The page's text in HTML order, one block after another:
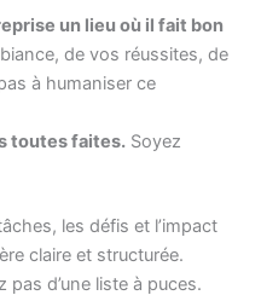
un lieu où il fait bon
de vos réussites, de
à humaniser ce
toutes faites. Soyez
les défis et l’impact
claire et structurée.
d’une liste à puces.